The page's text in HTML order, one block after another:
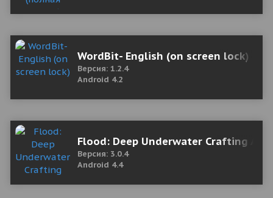
WordBit- English (on screen lock)
Версия: 1.2.4
Android 4.2
Flood: Deep Underwater Crafting
Версия: 3.0.4
Android 4.4